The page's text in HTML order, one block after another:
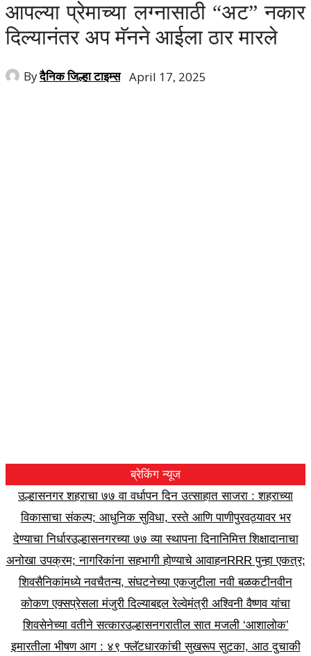
आपल्या प्रेमाच्या लग्नासाठी “अट” नकार
दिल्यानंतर अप मॅनने आईला ठार मारले
Byदैनिक जिल्हा टाइम्स April 17, 2025
ब्रेकिंग न्यूज
उल्हासनगर शहराचा ७७ वा वर्धापन दिन उत्साहात साजरा : शहराच्या
विकासाचा संकल्प; आधुनिक सुविधा, रस्ते आणि पाणीपुरवठ्यावर भर
देण्याचा निर्धारउल्हासनगरच्या ७७ व्या स्थापना दिनानिमित्त शिक्षादानाचा
अनोखा उपक्रम; नागरिकांना सहभागी होण्याचे आवाहनRRR पुन्हा एकत्र;
शिवसैनिकांमध्ये नवचैतन्य, संघटनेच्या एकजुटीला नवी बळकटीनवीन
कोकण एक्सप्रेसला मंजुरी दिल्याबद्दल रेल्वेमंत्री अश्विनी वैष्णव यांचा
शिवसेनेच्या वतीने सत्कारउल्हासनगरातील सात मजली ‘आशालोक’
इमारतीला भीषण आग : ४९ फ्लॅटधारकांची सुखरूप सुटका, आठ दुचाकी